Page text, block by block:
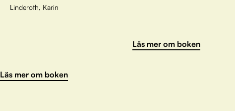
Linderoth, Karin
Läs mer om boken
Läs mer om boken